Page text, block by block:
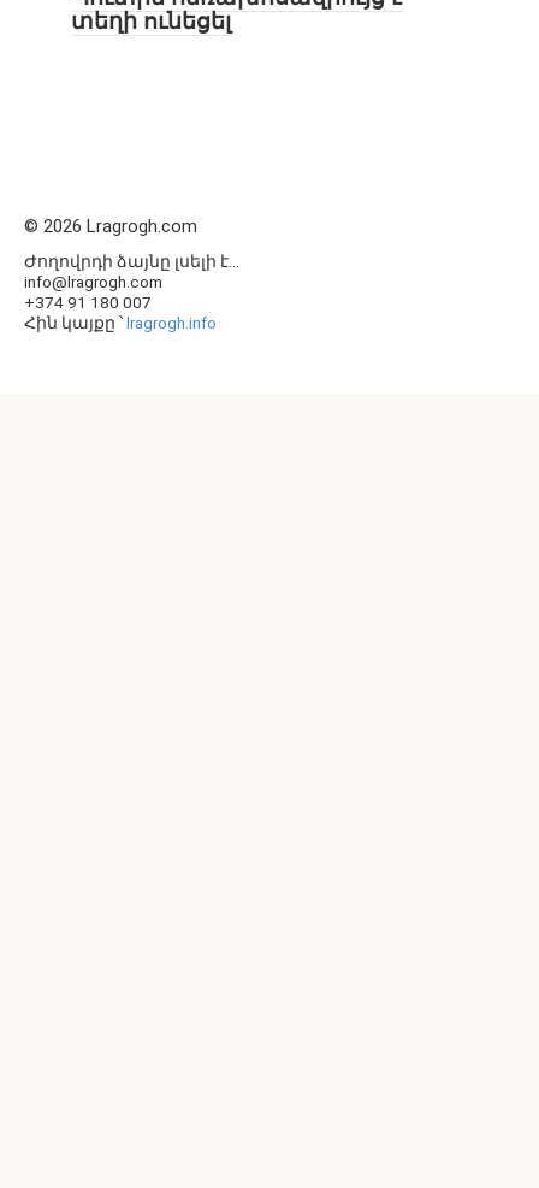
տեղի ունեցել
© 2026 Lragrogh.com
Ժողովրդի ձայնը լսելի է...
info@lragrogh.com
+374 91 180 007
Հին կայքը ՝lragrogh.info